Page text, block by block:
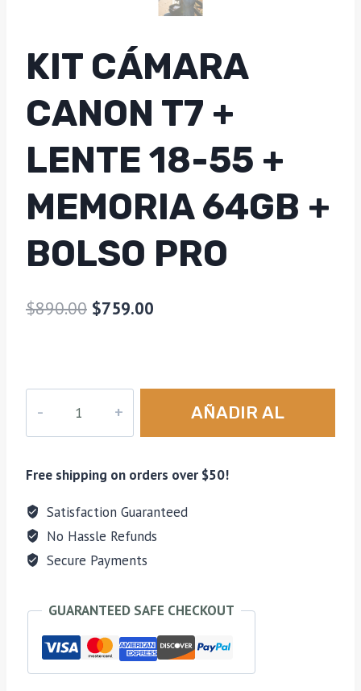
KIT CÁMARA
CANON T7 +
LENTE 18-55 +
MEMORIA 64GB +
BOLSO PRO
$890.00 El
era:
$890.00.
$759.00
es:
$759.00.
Canon
+
Lente
18-
55
+
64gb
Bolso
AÑADIR AL
Free shipping on orders over $50!
Satisfaction Guaranteed
No Hassle Refunds
Secure Payments
GUARANTEED SAFE CHECKOUT